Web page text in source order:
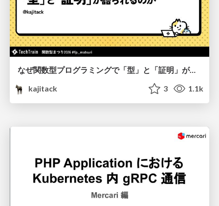
なぜ関数型プログラミングで「型」と「証明」が語られるのか #fp_matsuri
kajitack
3 1.1k